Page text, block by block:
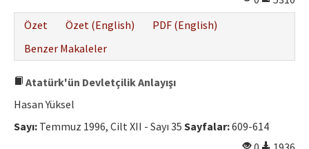
Özet
Özet (English)
PDF (English)
Benzer Makaleler
Atatürk'ün Devletçilik Anlayışı
Hasan Yüksel
Sayı: Temmuz 1996, Cilt XII - Sayı 35 Sayfalar:609-614